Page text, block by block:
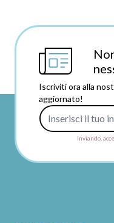
Iscriviti ora alla
aggiornato!
Inviando,